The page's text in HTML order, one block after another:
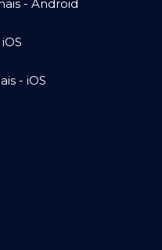
- Android
- iOS